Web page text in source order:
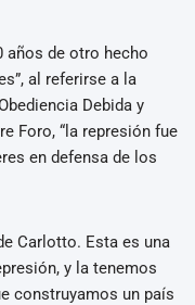
años de otro hecho
al referirse a la
Debida y
Foro, “la represión fue
en defensa de los
Carlotto. Esta es una
y la tenemos
construyamos un país